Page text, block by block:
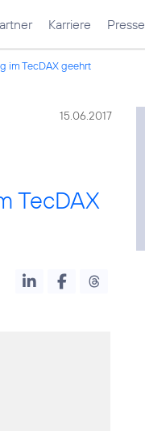
Karriere Presse
im TecDAX geehrt
15.06.2017
TecDAX